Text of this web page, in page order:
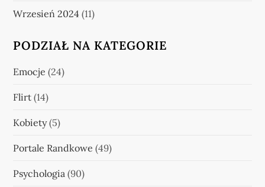
Wrzesień 2024 (11)
PODZIAŁ NA KATEGORIE
Emocje (24)
Flirt (14)
Kobiety(5)
Portale Randkowe (49)
Psychologia (90)